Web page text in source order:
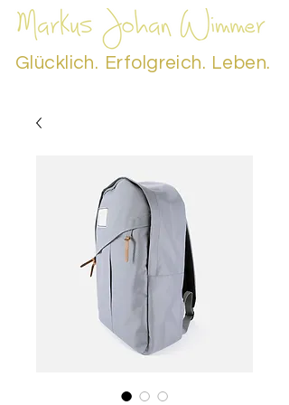
Glücklich. Erfolgreich. Leben.